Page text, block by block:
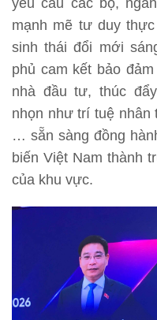
yêu cầu các bộ,
mạnh mẽ tư duy
sinh thái đổi mới
phủ cam kết bảo
nhà đầu tư, thúc
nhọn như trí tuệ nhân
… sẵn sàng đồng
biến Việt Nam thành
của khu vực.